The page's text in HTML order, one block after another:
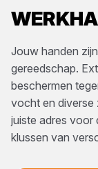
Jouw handen
gereedschap.
beschermen
vocht en diverse
juiste adres voor
klussen van